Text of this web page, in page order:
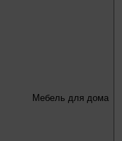
Мебель для дома